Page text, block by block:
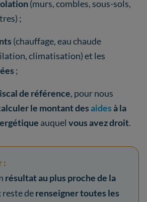
(murs, combles, sous-sols,
;
(chauffage, eau chaude
climatisation) et les
;
de référence, pour nous
le montant desaidesà la
auquel vous avez droit.
:
résultat au plus proche de la
reste derenseigner toutes les